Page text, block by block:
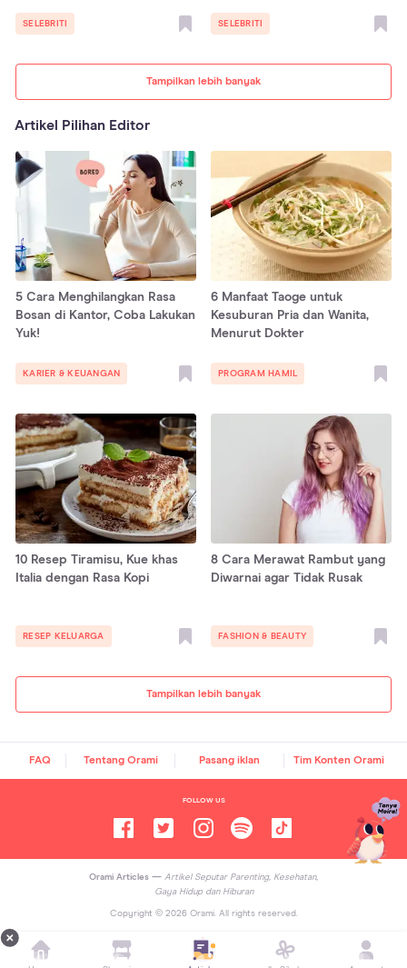
Tampilkan lebih banyak
SELEBRITI SELEBRITI
Artikel Pilihan Editor
Tampilkan lebih banyak
5 Cara Menghilangkan Rasa
Bosan di Kantor, Coba Lakukan
Yuk!
KARIER & KEUANGAN
6 Manfaat Taoge untuk
Kesuburan Pria dan Wanita,
Menurut Dokter
PROGRAM HAMIL
10 Resep Tiramisu, Kue khas
Italia dengan Rasa Kopi
RESEP KELUARGA
8 Cara Merawat Rambut yang
Diwarnai agar Tidak Rusak
FASHION & BEAUTY
FAQ Tentang Orami Pasang iklan Tim Konten Orami
FOLLOW US
Orami Articles — Artikel Seputar Parenting, Kesehatan,
Gaya Hidup dan Hiburan
Copyright © 2026Orami. All rights reserved.